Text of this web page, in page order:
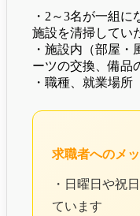
・2～3名が一組
施設を清掃してい
・施設内（部屋
ーツの交換、備品
・職種、就業場
求職者へのメ
・日曜日や祝
ています